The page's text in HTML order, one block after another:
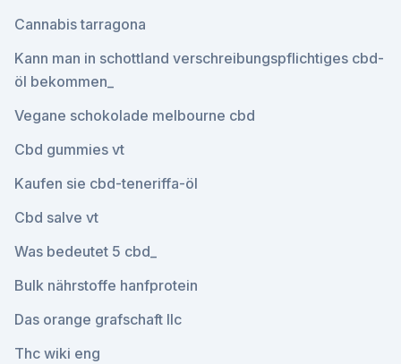
Cannabis tarragona
Kann man in schottland verschreibungspflichtiges cbd-
öl bekommen_
Vegane schokolade melbourne cbd
Cbd gummies vt
Kaufen sie cbd-teneriffa-öl
Cbd salve vt
Was bedeutet 5 cbd_
Bulk nährstoffe hanfprotein
Das orange grafschaft llc
Thc wiki eng